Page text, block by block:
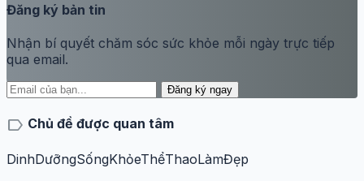
Đăng ký bản tin
Nhận bí quyết chăm sóc sức khỏe mỗi ngày trực tiếp
qua email.
Đăng ký ngay
label Chủ đề được quan tâm
DinhDưỡngSốngKhỏeThểThaoLàmĐẹp